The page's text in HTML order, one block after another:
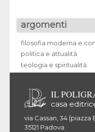
argomenti
filosofia moderna e
politica e attualità
teologia e spiritualità
IL
casa
via Cassan, 34 (piazza
35121 Padova